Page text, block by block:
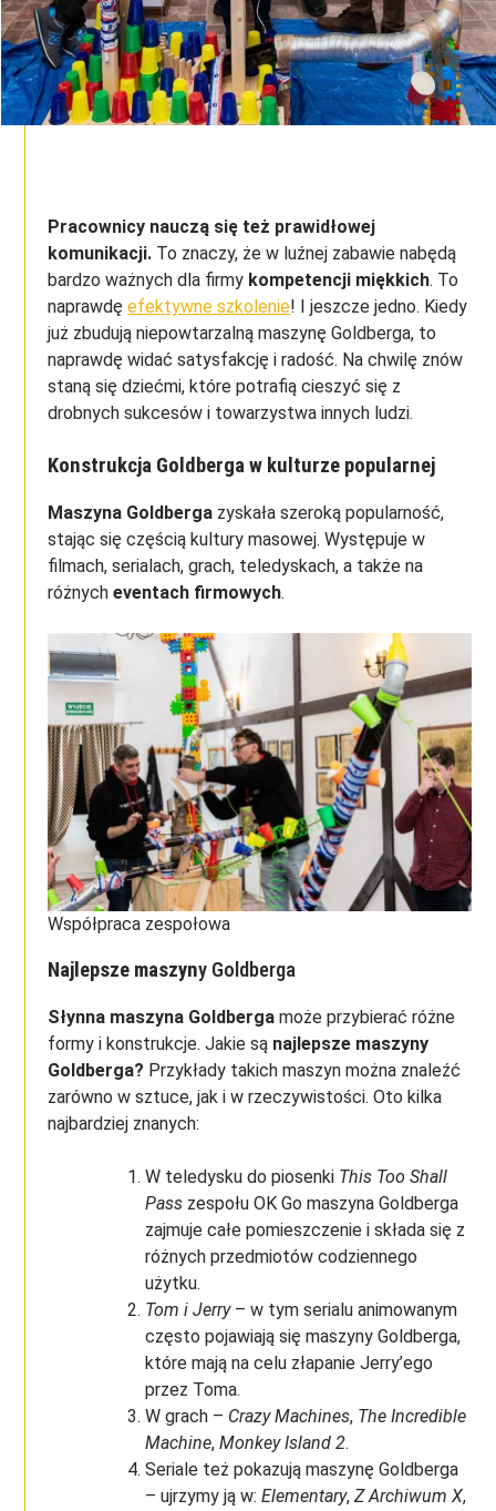
Pracownicy nauczą się też prawidłowej
komunikacji. To znaczy, że w luźnej zabawie nabędą
bardzo ważnych dla firmy kompetencji miękkich. To
naprawdęefektywne szkolenie! I jeszcze jedno. Kiedy
już zbudują niepowtarzalną maszynę Goldberga, to
naprawdę widać satysfakcję i radość. Na chwilę znów
staną się dziećmi, które potrafią cieszyć się z
drobnych sukcesów i towarzystwa innych ludzi.
Konstrukcja Goldberga w kulturze popularnej
Maszyna Goldberga zyskała szeroką popularność,
stając się częścią kultury masowej. Występuje w
filmach, serialach, grach, teledyskach, a także na
różnycheventach firmowych.
Współpraca zespołowa
Najlepsze maszyny Goldberga
Słynna maszyna Goldberga może przybierać różne
formy i konstrukcje. Jakie są najlepsze maszyny
Goldberga? Przykłady takich maszyn można znaleźć
zarówno w sztuce, jak i w rzeczywistości. Oto kilka
najbardziej znanych:
W teledysku do piosenki This Too Shall
Pass zespołu OK Go maszyna Goldberga
zajmuje całe pomieszczenie i składa się z
różnych przedmiotów codziennego
użytku.
Tom i Jerry– w tym serialu animowanym
często pojawiają się maszyny Goldberga,
które mają na celu złapanie Jerry’ego
przez Toma.
W grach – Crazy Machines, The Incredible
Machine,Monkey Island 2.
Seriale też pokazują maszynę Goldberga
– ujrzymy ją w:Elementary,Z Archiwum X,